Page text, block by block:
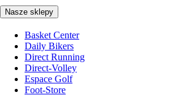
Nasze sklepy
Basket Center
Daily Bikers
Direct Running
Direct-Volley
Espace Golf
Foot-Store